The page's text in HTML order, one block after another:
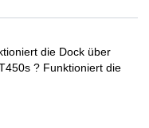
die Dock über
? Funktioniert die